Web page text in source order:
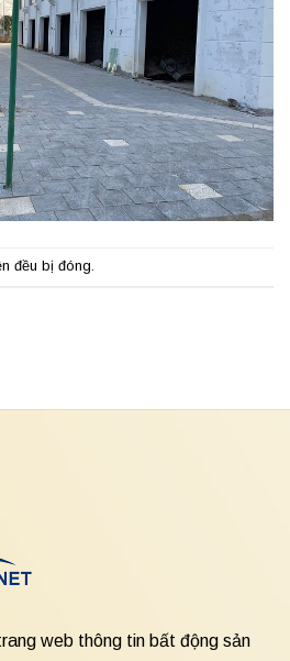
đều bị đóng.
web thông tin bất động sản